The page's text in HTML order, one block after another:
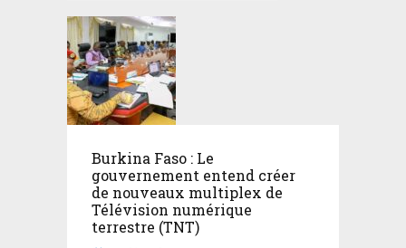
Burkina Faso : Le
gouvernement entend créer
de nouveaux multiplex de
Télévision numérique
terrestre (TNT)